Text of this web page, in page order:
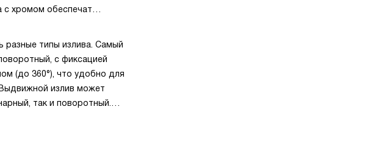
с хромом обеспечат
рукоятка позволяет
разные типы излива. Самый
с фиксацией
(до 360°), что удобно для
излив может
так и поворотный.